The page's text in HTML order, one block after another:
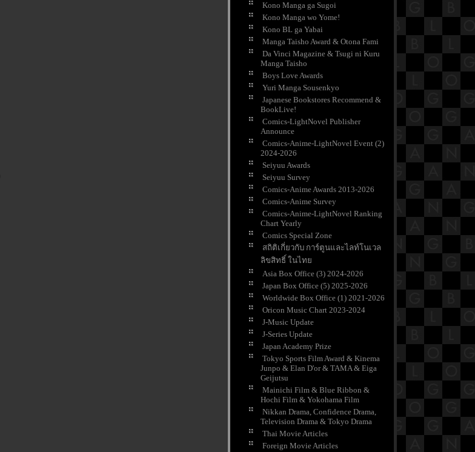
Kono Manga ga Sugoi
Kono Manga wo Yome!
Kono BL ga Yabai
Manga Taisho Award & Otona Fami
Da Vinci Magazine & Tsugi ni Kuru
Manga Taisho
Boys Love Awards
Yuri Manga Sousenkyo
Japanese Bookstores Recommend &
BookLive!
Comics-LightNovel Publisher
Announce
Comics-Anime-LightNovel Event (2)
2024-2026
Seiyuu Awards
Seiyuu Survey
Comics-Anime Awards 2013-2026
Comics-Anime Survey
Comics-Anime-LightNovel Ranking
Chart Yearly
Comics Special Zone
สถิติเกี่ยวกับ การ์ตูนและไลท์โนเวล
ลิขสิทธิ์ ในไท
Asia Box Office (3) 2024-2026
Japan Box Office (5) 2025-2026
Worldwide Box Office (1) 2021-2026
Oricon Music Chart 2023-2024
J-Music Update
J-Series Update
Japan Academy Prize
Tokyo Sports Film Award & Kinema
Junpo & Elan D'or & TAMA & Eiga
Geijutsu
Mainichi Film & Blue Ribbon &
Hochi Film & Yokohama Film
Nikkan Drama, Confidence Drama,
Television Drama & Tokyo Drama
Thai Movie Articles
Foreign Movie Articles